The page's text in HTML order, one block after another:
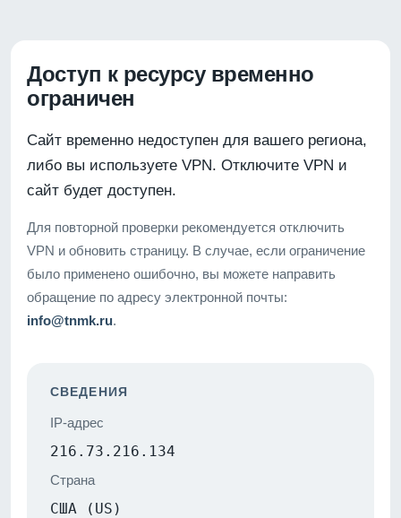
Доступ к ресурсу временно
ограничен
Сайт временно недоступен для вашего региона,
либо вы используете VPN. Отключите VPN и
сайт будет доступен.
Для повторной проверки рекомендуется отключить
VPN и обновить страницу. В случае, если ограничение
было применено ошибочно, вы можете направить
обращение по адресу электронной почты:
info@tnmk.ru.
СВЕДЕНИЯ
IP-адрес
216.73.216.134
Страна
США (US)